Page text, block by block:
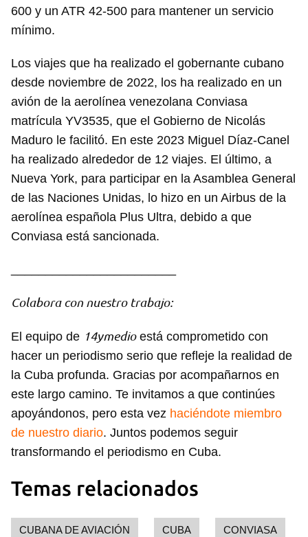
Guardar como favorito
Para poder guardar como favorito, primero has de
600 y un ATR 42-500 para mantener un servicio
mínimo.
Los viajes que ha realizado el gobernante cubano
desde noviembre de 2022, los ha realizado en un
avión de la aerolínea venezolana Conviasa
matrícula YV3535, que el Gobierno de Nicolás
Maduro le facilitó. En este 2023 Miguel Díaz-Canel
ha realizado alrededor de 12 viajes. El último, a
Nueva York, para participar en la Asamblea General
de las Naciones Unidas, lo hizo en un Airbus de la
aerolínea española Plus Ultra, debido a que
Conviasa está sancionada.
Colabora con nuestro trabajo:
El equipo de 14ymedioestá comprometido con
hacer un periodismo serio que refleje la realidad de
la Cuba profunda. Gracias por acompañarnos en
este largo camino. Te invitamos a que continúes
apoyándonos, pero esta vez haciéndote miembro
de nuestro diario. Juntos podemos seguir
transformando el periodismo en Cuba.
Temas relacionados
CUBANA DE AVIACIÓN CUBA CONVIASA